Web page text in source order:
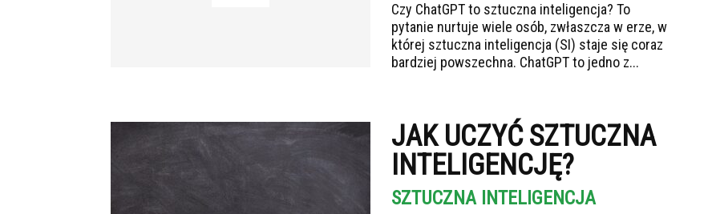
Czy ChatGPT to sztuczna inteligencja? To
pytanie nurtuje wiele osób, zwłaszcza w erze, w
której sztuczna inteligencja (SI) staje się coraz
bardziej powszechna. ChatGPT to jedno z...
JAK UCZYĆ SZTUCZNA
INTELIGENCJĘ?
SZTUCZNA INTELIGENCJA